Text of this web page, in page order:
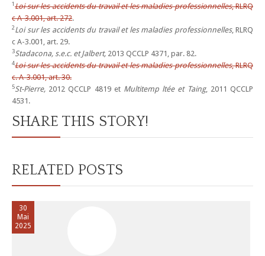
1Loi sur les accidents du travail et les maladies professionnelles, RLRQ
c A-3.001, art. 272.
2Loi sur les accidents du travail et les maladies professionnelles, RLRQ
c A-3.001, art. 29.
3Stadacona, s.e.c. et Jalbert, 2013 QCCLP 4371, par. 82.
4Loi sur les accidents du travail et les maladies professionnelles, RLRQ
c. A-3.001, art. 30.
5St-Pierre, 2012 QCCLP 4819 et Multitemp ltée et Taing, 2011 QCCLP
4531.
SHARE THIS STORY!
RELATED POSTS
30
Mai
2025